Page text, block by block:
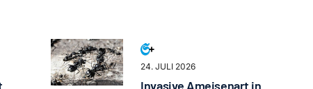
24. JULI 2026
Invasive Ameisenart in